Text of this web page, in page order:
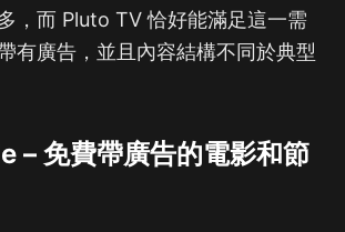
，而 Pluto TV 恰好能滿足這一需
廣告，並且內容結構不同於典型
– 免費帶廣告的電影和節